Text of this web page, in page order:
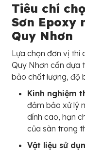
Tiêu chí
Sơn Epoxy
Quy Nhơn
Lựa chọn đơn vị thi
Quy Nhơn cần dựa
bảo chất lượng, độ
Kinh nghiệm
đảm bảo xử lý
dính cao, hạn
của sàn trong
Vật liệu sử